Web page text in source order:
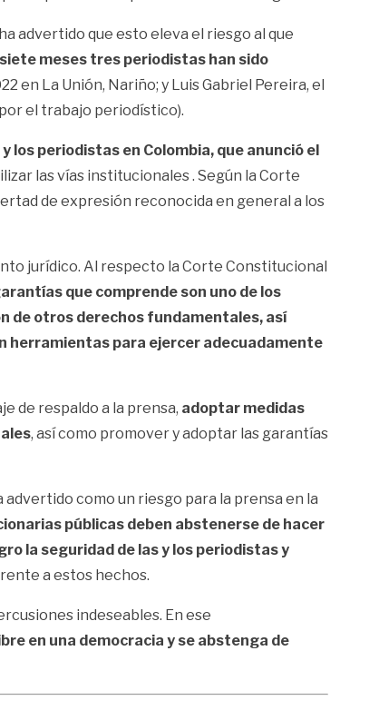
advertido que esto eleva el riesgo al que
meses tres periodistas han sido
en La Unión, Nariño; y Luis Gabriel Pereira, el
el trabajo periodístico).
los periodistas en Colombia, que anunció el
las vías institucionales . Según la Corte
de expresión reconocida en general a los
jurídico. Al respecto la Corte Constitucional
que comprende son uno de los
de otros derechos fundamentales, así
herramientas para ejercer adecuadamente
de respaldo a la prensa, adoptar medidas
, así como promover y adoptar las garantías
como un riesgo para la prensa en la
públicas deben abstenerse de hacer
la seguridad de las y los periodistas y
a estos hechos.
indeseables. En ese
en una democracia y se abstenga de